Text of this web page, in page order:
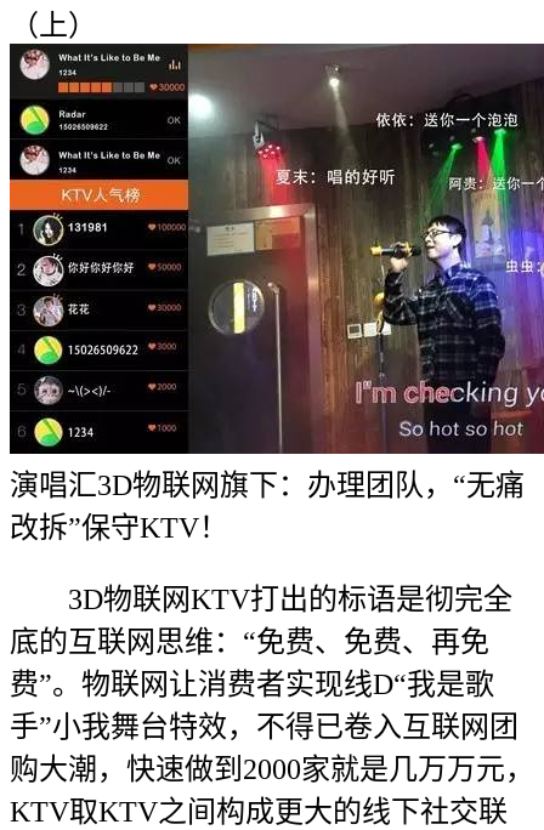
（上）
演唱汇3D物联网旗下：办理团队，“无痛
改拆”保守KTV！
3D物联网KTV打出的标语是彻完全
底的互联网思维：“免费、免费、再免
费”。物联网让消费者实现线D“我是歌
手”小我舞台特效，不得已卷入互联网团
购大潮，快速做到2000家就是几万万元，
KTV取KTV之间构成更大的线下社交联